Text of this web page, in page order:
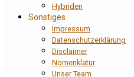
Hybriden
Sonstiges
Impressum
Datenschutzerklärung
Disclaimer
Nomenklatur
Unser Team